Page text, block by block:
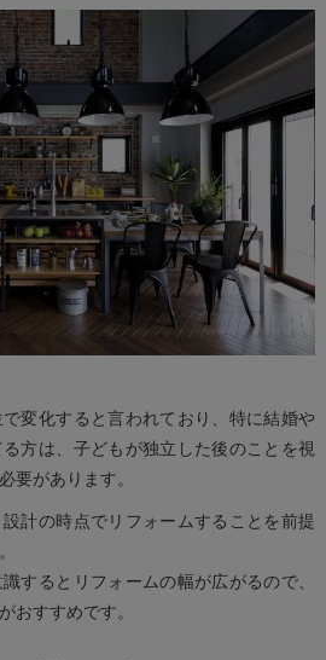
変化すると言われており、特に結婚や
方は、子どもが独立した後のことを視
要があります。
計の時点でリフォームすることを前提
するとリフォームの幅が広がるので、
おすすめです。